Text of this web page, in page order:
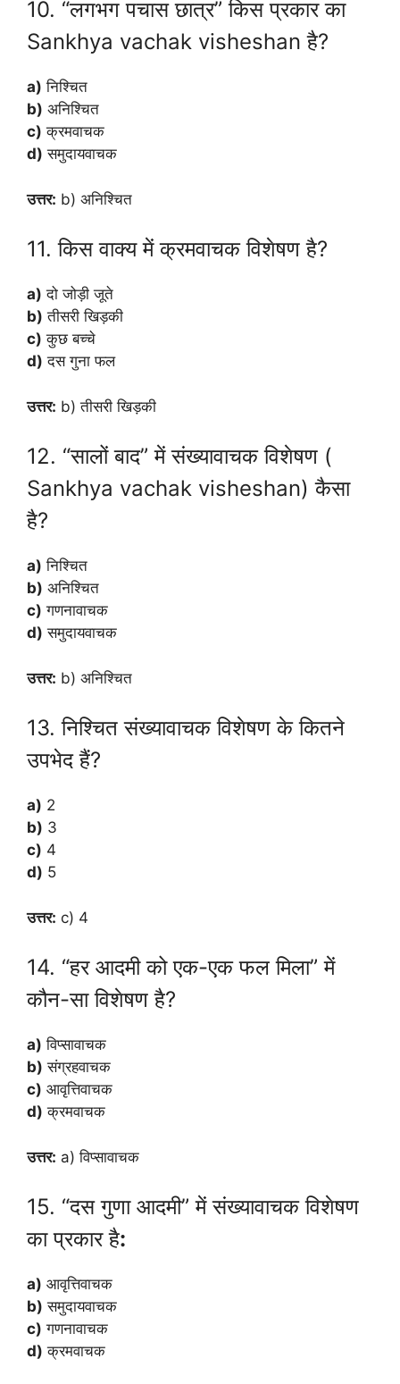
10. “लगभग पचास छात्र” किस प्रकार का
Sankhya vachak visheshan है?
a) निश्चित
b) अनिश्चित
c) क्रमवाचक
d) समुदायवाचक
उत्तर: b) अनिश्चित
11. किस वाक्य में क्रमवाचक विशेषण है?
a) दो जोड़ी जूते
b) तीसरी खिड़की
c) कुछ बच्चे
d) दस गुना फल
उत्तर: b) तीसरी खिड़की
12. “सालों बाद” में संख्यावाचक विशेषण (
Sankhya vachak visheshan) कैसा
है?
a) निश्चित
b) अनिश्चित
c) गणनावाचक
d) समुदायवाचक
उत्तर: b) अनिश्चित
13. निश्चित संख्यावाचक विशेषण के कितने
उपभेद हैं?
a) 2
b) 3
c) 4
d) 5
उत्तर: c) 4
14. “हर आदमी को एक-एक फल मिला” में
कौन-सा विशेषण है?
a) विप्सावाचक
b) संग्रहवाचक
c) आवृत्तिवाचक
d) क्रमवाचक
उत्तर: a) विप्सावाचक
15. “दस गुणा आदमी” में संख्यावाचक विशेषण
का प्रकार है:
a) आवृत्तिवाचक
b) समुदायवाचक
c) गणनावाचक
d) क्रमवाचक